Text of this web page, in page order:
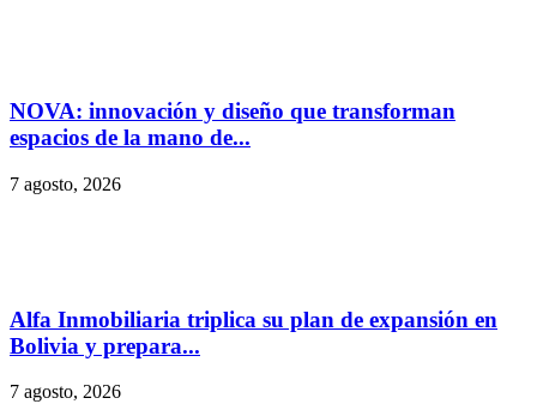
NOVA: innovación y diseño que transforman
espacios de la mano de...
7 agosto, 2026
Alfa Inmobiliaria triplica su plan de expansión en
Bolivia y prepara...
7 agosto, 2026